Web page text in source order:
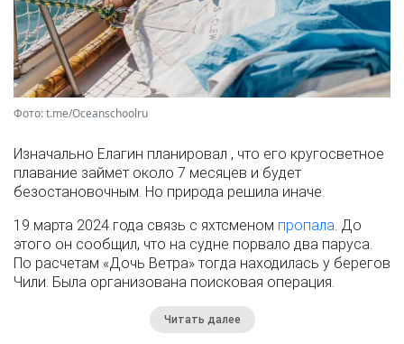
Фото: t.me/Oceanschoolru
Изначально Елагин планировал , что его кругосветное
плавание займет около 7 месяцев и будет
безостановочным. Но природа решила иначе.
19 марта 2024 года связь с яхтсменом пропала . До
этого он сообщил, что на судне порвало два паруса.
По расчетам «Дочь Ветра» тогда находилась у берегов
Чили. Была организована поисковая операция.
Читать далее